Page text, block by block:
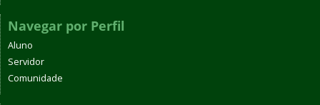
Navegar por Perfil
Aluno
Servidor
Comunidade